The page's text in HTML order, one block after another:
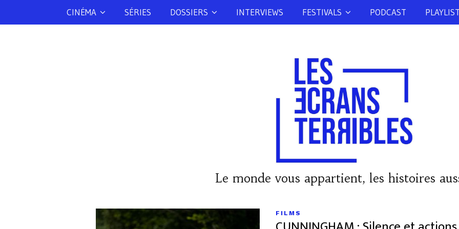
CINÉMA SÉRIES DOSSIERS INTERVIEWS FESTIVALS PODCAST
Le monde vous appartient, les histoires
FILMS